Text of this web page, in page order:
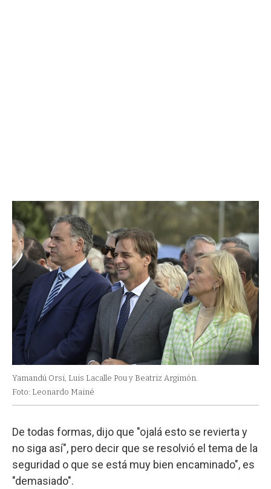
Yamandú Orsi, Luis Lacalle Pou y Beatriz Argimón.
Foto: Leonardo Mainé
De todas formas, dijo que "ojalá esto se revierta y
no siga así", pero decir que se resolvió el tema de la
seguridad o que se está muy bien encaminado", es
"demasiado".